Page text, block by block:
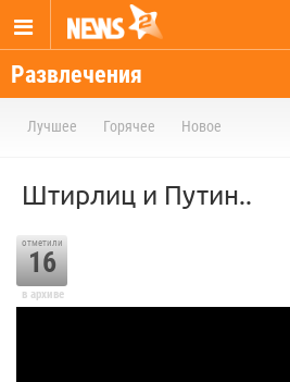
Развлечения
Лучшее Горячее Новое
Штирлиц и Путин..
отметили
16
в архиве